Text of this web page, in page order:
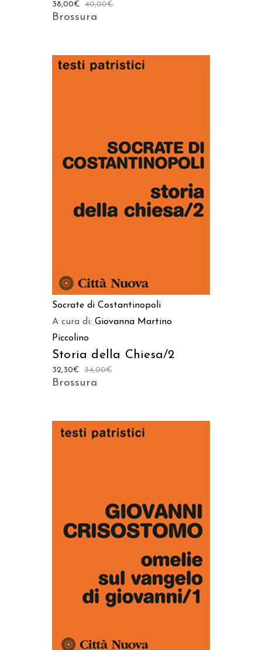
40,00€
38,00€
Brossura
Socrate di Costantinopoli
A cura di: Giovanna Martino
Piccolino
Storia della Chiesa/2
34,00€
32,30€
Brossura
AGGIUNGI AL CARRELLO